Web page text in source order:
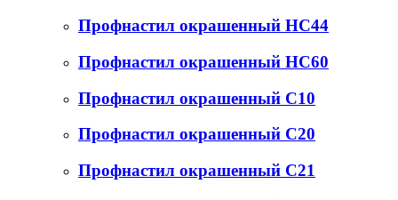
Профнастил окрашенный НС44
Профнастил окрашенный НС60
Профнастил окрашенный С10
Профнастил окрашенный С20
Профнастил окрашенный С21